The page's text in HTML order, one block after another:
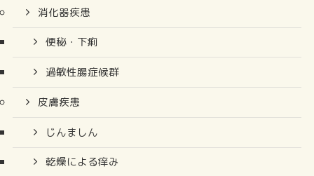
消化器疾患
便秘・下痢
過敏性腸症候群
皮膚疾患
じんましん
乾燥による痒み